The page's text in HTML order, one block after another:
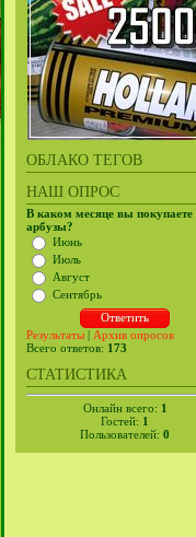
ОБЛАКО ТЕГОВ
НАШ ОПРОС
В каком месяце вы покупаете
арбузы?
Июнь
Июль
Август
Сентябрь
Результаты | Архив опросов
Всего ответов: 173
СТАТИСТИКА
Онлайн всего: 1
Гостей: 1
Пользователей: 0